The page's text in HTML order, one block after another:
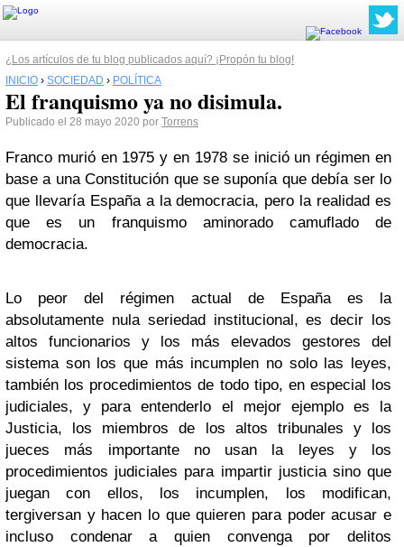
¿Los artículos de tu blog publicados aquí? ¡Propón tu blog!
INICIO › SOCIEDAD › POLÍTICA
El franquismo ya no disimula.
Publicado el 28 mayo 2020 por Torrens
Franco murió en 1975 y en 1978 se inició un régimen en
base a una Constitución que se suponía que debía ser lo
que llevaría España a la democracia, pero la realidad es
que es un franquismo aminorado camuflado de
democracia.
Lo peor del régimen actual de España es la
absolutamente nula seriedad institucional, es decir los
altos funcionarios y los más elevados gestores del
sistema son los que más incumplen no solo las leyes,
también los procedimientos de todo tipo, en especial los
judiciales, y para entenderlo el mejor ejemplo es la
Justicia, los miembros de los altos tribunales y los
jueces más importante no usan la leyes y los
procedimientos judiciales para impartir justicia sino que
juegan con ellos, los incumplen, los modifican,
tergiversan y hacen lo que quieren para poder acusar e
incluso condenar a quien convenga por delitos